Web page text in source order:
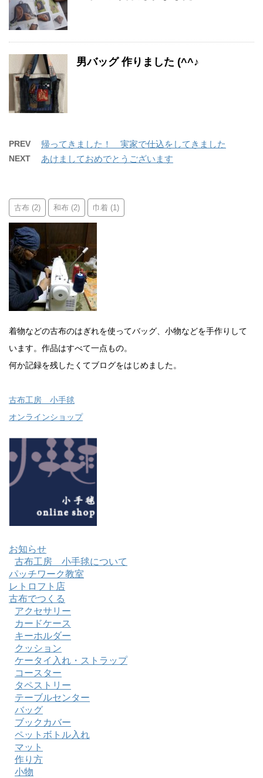
男バッグ 作りました (^^♪
PREV 帰ってきました！ 実家で仕込をしてきました
NEXT あけましておめでとうございます
古布 (2) 和布 (2) 巾着 (1)
着物などの古布のはぎれを使ってバッグ、小物などを手作りして
います。作品はすべて一点もの。
何か記録を残したくてブログをはじめました。
古布工房 小手毬
オンラインショップ
お知らせ
古布工房 小手毬について
パッチワーク教室
レトロフト店
古布でつくる
アクセサリー
カードケース
キーホルダー
クッション
ケータイ入れ・ストラップ
コースター
タペストリー
テーブルセンター
バッグ
ブックカバー
ペットボトル入れ
マット
作り方
小物